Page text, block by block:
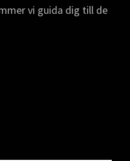
vi guida dig till de